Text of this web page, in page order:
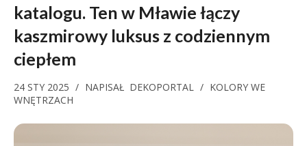
katalogu. Ten w Mławie łączy
kaszmirowy luksus z codziennym
ciepłem
24 STY 2025 / NAPISAŁ DEKOPORTAL / KOLORY WE
WNĘTRZACH